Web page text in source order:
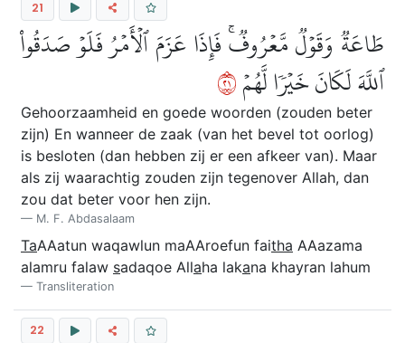
21
طَاعَةٞ وَقَوۡلٞ مَّعۡرُوفٞۚ فَإِذَا عَزَمَ ٱلۡأَمۡرُ فَلَوۡ صَدَقُواْ
ٱللَّهَ لَكَانَ خَيۡرٗا لَّهُمۡ١٢
Gehoorzaamheid en goede woorden (zouden beter
zijn) En wanneer de zaak (van het bevel tot oorlog)
is besloten (dan hebben zij er een afkeer van). Maar
als zij waarachtig zouden zijn tegenover Allah, dan
zou dat beter voor hen zijn.
M. F. Abdasalaam
TaAAatun waqawlun maAAroefun faitha AAazama
alamru falaw sadaqoe Allaha lakana khayran lahum
Transliteration
22